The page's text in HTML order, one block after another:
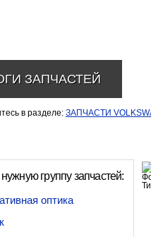
в разделе: ЗАПЧАСТИ
группу запчастей:
оптика
ЗАПЧАСТЕЙ